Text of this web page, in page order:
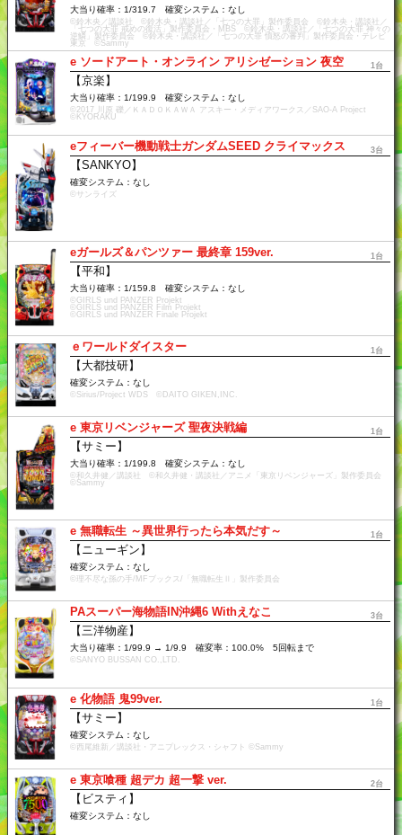
大当り確率：1/319.7 確変システム：なし
©鈴木央／講談社 ©鈴木央・講談社／「七つの大罪」製作委員会 ©鈴木央・講談社／
「七つの大罪 戒めの復活」製作委員会・MBS ©鈴木央・講談社／「七つの大罪 神々の
逆鱗」製作委員会 ©鈴木央・講談社／「七つの大罪 憤怒の審判」製作委員会・テレビ
東京 ©Sammy
1台
e ソードアート・オンライン アリシゼーション 夜空
【京楽】
大当り確率：1/199.9 確変システム：なし
©2017 川原 礫／ＫＡＤＯＫＡＷＡ アスキー・メディアワークス／SAO-A Project
©KYORAKU
3台
eフィーバー機動戦士ガンダムSEED クライマックス
【SANKYO】
確変システム：なし
©サンライズ
1台
eガールズ＆パンツァー 最終章 159ver.
【平和】
大当り確率：1/159.8 確変システム：なし
©GIRLS und PANZER Projekt
©GIRLS und PANZER Film Projekt
©GIRLS und PANZER Finale Projekt
1台
ｅワールドダイスター
【大都技研】
確変システム：なし
©Sirius/Project WDS ©DAITO GIKEN,INC.
1台
e 東京リベンジャーズ 聖夜決戦編
【サミー】
大当り確率：1/199.8 確変システム：なし
©和久井健／講談社 ©和久井健・講談社／アニメ「東京リベンジャーズ」製作委員会
©Sammy
1台
e 無職転生 ～異世界行ったら本気だす～
【ニューギン】
確変システム：なし
©理不尽な孫の手/MFブックス/「無職転生Ⅱ」製作委員会
3台
PAスーパー海物語IN沖縄6 Withえなこ
【三洋物産】
大当り確率：1/99.9 → 1/9.9 確変率：100.0% 5回転まで
©SANYO BUSSAN CO.,LTD.
1台
e 化物語 鬼99ver.
【サミー】
確変システム：なし
©西尾維新／講談社・アニプレックス・シャフト ©Sammy
2台
e 東京喰種 超デカ 超一撃 ver.
【ビスティ】
確変システム：なし